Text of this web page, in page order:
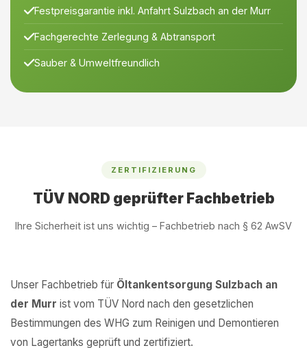
Festpreisgarantie inkl. Anfahrt Sulzbach an der Murr
Fachgerechte Zerlegung & Abtransport
Sauber & Umweltfreundlich
ZERTIFIZIERUNG
TÜV NORD geprüfter Fachbetrieb
Ihre Sicherheit ist uns wichtig – Fachbetrieb nach § 62 AwSV
Unser Fachbetrieb für Öltankentsorgung Sulzbach an
der Murr ist vom TÜV Nord nach den gesetzlichen
Bestimmungen des WHG zum Reinigen und Demontieren
von Lagertanks geprüft und zertifiziert.